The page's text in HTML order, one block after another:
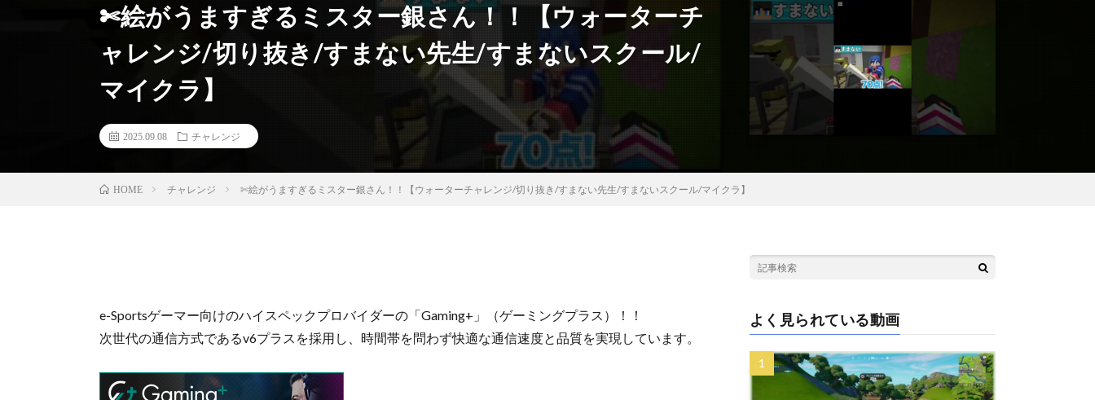
✄ 絵がうますぎるミスター銀さん！！【ウォーターチ
ャレンジ/切り抜き/すまない先生/すまないスクール/
マイクラ】
2025.09.08 チャレンジ
HOME チャレンジ ✄ 絵がうますぎるミスター銀さん！！【ウォーターチャレンジ/切り抜き/すまない先生/すまないスクール/マイクラ】
e-Sportsゲーマー向けのハイスペックプロバイダーの「Gaming+」（ゲーミングプラス）！！
次世代の通信方式であるv6プラスを採用し、時間帯を問わず快適な通信速度と品質を実現しています。
よく見られている動画